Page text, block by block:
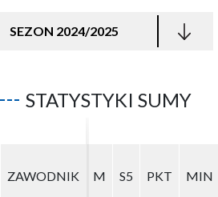
SEZON 2024/2025
STATYSTYKI SUMY
ZAWODNIK M S5 PKT MIN
ZAWODNIK M S5 PKT MIN